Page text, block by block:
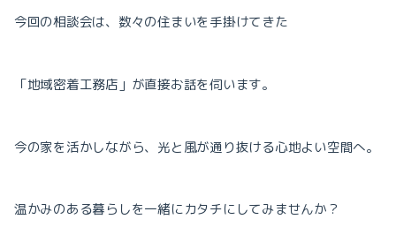
今回の相談会は、数々の住まいを手掛けてきた
「地域密着工務店」が直接お話を伺います。
今の家を活かしながら、光と風が通り抜ける心地よい空間へ。
温かみのある暮らしを一緒にカタチにしてみませんか？